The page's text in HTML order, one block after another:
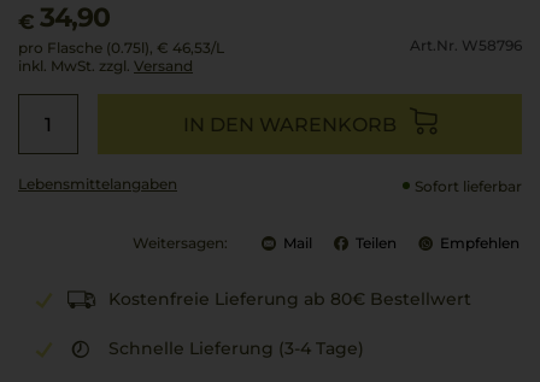
€ 34,90
pro Flasche (0.75l), € 46,53/L
inkl. MwSt. zzgl. Versand
Art.Nr. W58796
IN DEN WARENKORB
Lebensmittel­angaben Sofort lieferbar
Weitersagen: Mail Teilen Empfehlen
Kostenfreie Lieferung ab 80€ Bestellwert
Schnelle Lieferung (3-4 Tage)